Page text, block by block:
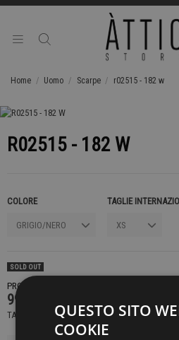
Home Uomo Scarpe r02515 - 182 w
R02515 - 182 W
COLORE TAGLIE
SOLD OUT
PRODOTTO NON DISPONIBILE CONTATTACI
99,00 €
TASSE INCLUSEQUESTO SITO
COOKIE